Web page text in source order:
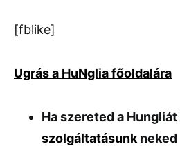
[fblike]
Ugrás a HuNglia főoldalára
Ha szereted a
szolgáltatásunk neked